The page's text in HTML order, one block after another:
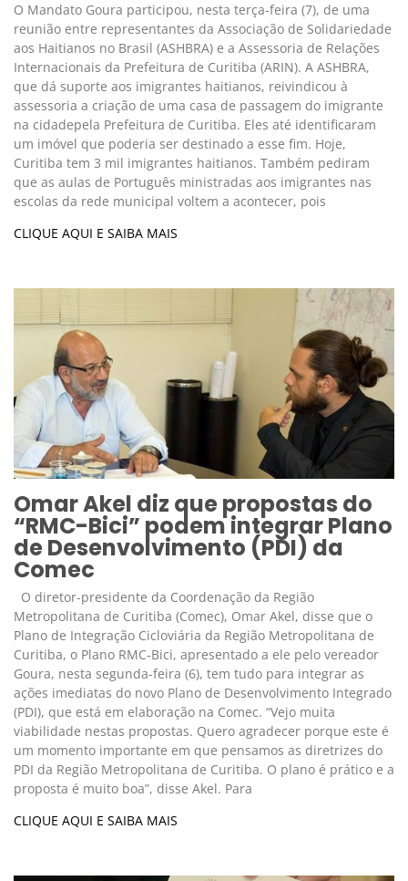
O Mandato Goura participou, nesta terça-feira (7), de uma
reunião entre representantes da Associação de Solidariedade
aos Haitianos no Brasil (ASHBRA) e a Assessoria de Relações
Internacionais da Prefeitura de Curitiba (ARIN). A ASHBRA,
que dá suporte aos imigrantes haitianos, reivindicou à
assessoria a criação de uma casa de passagem do imigrante
na cidadepela Prefeitura de Curitiba. Eles até identificaram
um imóvel que poderia ser destinado a esse fim. Hoje,
Curitiba tem 3 mil imigrantes haitianos. Também pediram
que as aulas de Português ministradas aos imigrantes nas
escolas da rede municipal voltem a acontecer, pois
CLIQUE AQUI E SAIBA MAIS
Omar Akel diz que propostas do
“RMC-Bici” podem integrar Plano
de Desenvolvimento (PDI) da
Comec
O diretor-presidente da Coordenação da Região
Metropolitana de Curitiba (Comec), Omar Akel, disse que o
Plano de Integração Cicloviária da Região Metropolitana de
Curitiba, o Plano RMC-Bici, apresentado a ele pelo vereador
Goura, nesta segunda-feira (6), tem tudo para integrar as
ações imediatas do novo Plano de Desenvolvimento Integrado
(PDI), que está em elaboração na Comec. “Vejo muita
viabilidade nestas propostas. Quero agradecer porque este é
um momento importante em que pensamos as diretrizes do
PDI da Região Metropolitana de Curitiba. O plano é prático e a
proposta é muito boa”, disse Akel. Para
CLIQUE AQUI E SAIBA MAIS